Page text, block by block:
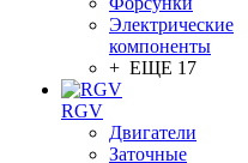
Электрические
компоненты
+ ЕЩЕ 17
RGV
Двигатели
Заточные